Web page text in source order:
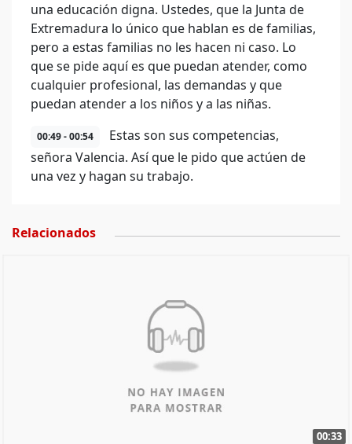
una educación digna. Ustedes, que la Junta de
Extremadura lo único que hablan es de familias,
pero a estas familias no les hacen ni caso. Lo
que se pide aquí es que puedan atender, como
cualquier profesional, las demandas y que
puedan atender a los niños y a las niñas.
00:49 - 00:54
Estas son sus competencias,
señora Valencia. Así que le pido que actúen de
una vez y hagan su trabajo.
Relacionados
00:33